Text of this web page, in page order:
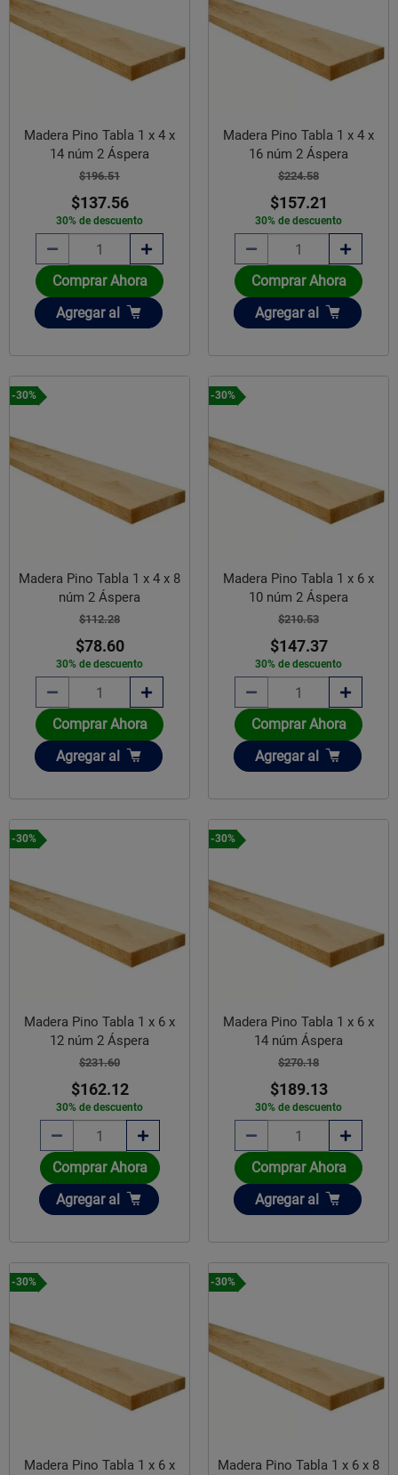
Madera Pino Tabla 1 x 4 x
14 núm 2 Áspera
$196.51
$137.56
30% de descuento
Comprar Ahora
Añadir
Agregar al
Madera Pino Tabla 1 x 4 x
16 núm 2 Áspera
$224.58
$157.21
30% de descuento
Comprar Ahora
Añadir
Agregar al
-30%
Madera Pino Tabla 1 x 4 x 8
núm 2 Áspera
$112.28
$78.60
30% de descuento
Comprar Ahora
Añadir
Agregar al
-30%
Madera Pino Tabla 1 x 6 x
10 núm 2 Áspera
$210.53
$147.37
30% de descuento
Comprar Ahora
Añadir
Agregar al
-30%
Madera Pino Tabla 1 x 6 x
12 núm 2 Áspera
$231.60
$162.12
30% de descuento
Comprar Ahora
Añadir
Agregar al
-30%
Madera Pino Tabla 1 x 6 x
14 núm Áspera
$270.18
$189.13
30% de descuento
Comprar Ahora
Añadir
Agregar al
-30%
Madera Pino Tabla 1 x 6 x
-30%
Madera Pino Tabla 1 x 6 x 8